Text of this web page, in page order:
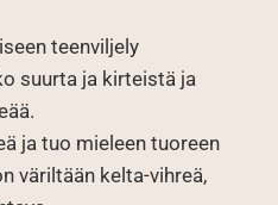
teenviljely
suurta ja kirteistä ja
ja tuo mieleen tuoreen
väriltään kelta-vihreä,